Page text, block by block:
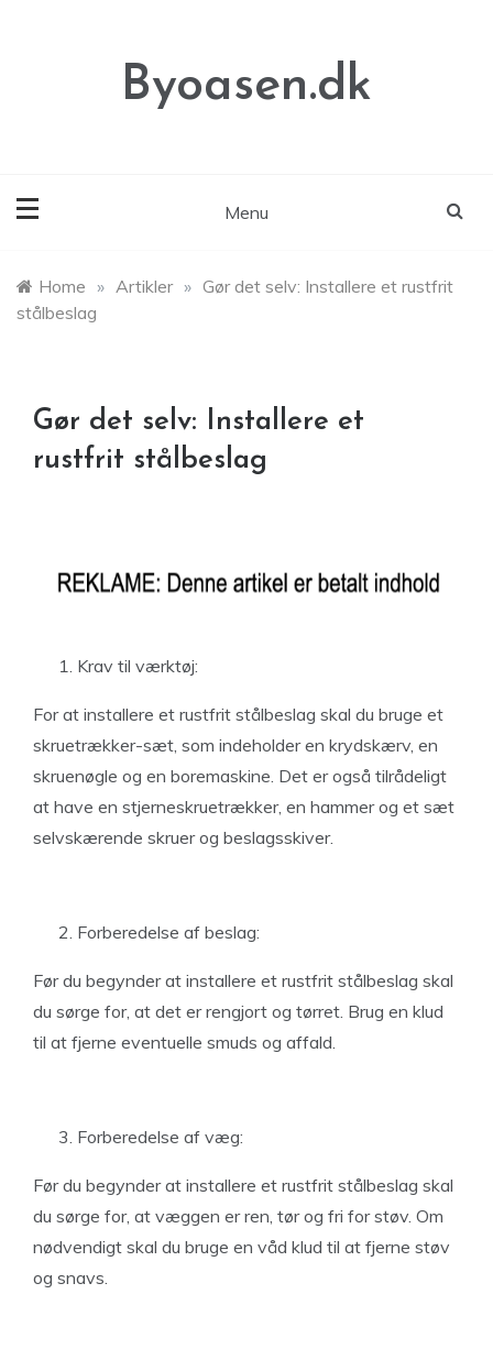
Byoasen.dk
Menu
Home » Artikler » Gør det selv: Installere et rustfrit
stålbeslag
Gør det selv: Installere et
rustfrit stålbeslag
Krav til værktøj:
For at installere et rustfrit stålbeslag skal du bruge et
skruetrækker-sæt, som indeholder en krydskærv, en
skruenøgle og en boremaskine. Det er også tilrådeligt
at have en stjerneskruetrækker, en hammer og et sæt
selvskærende skruer og beslagsskiver.
Forberedelse af beslag:
Før du begynder at installere et rustfrit stålbeslag skal
du sørge for, at det er rengjort og tørret. Brug en klud
til at fjerne eventuelle smuds og affald.
Forberedelse af væg:
Før du begynder at installere et rustfrit stålbeslag skal
du sørge for, at væggen er ren, tør og fri for støv. Om
nødvendigt skal du bruge en våd klud til at fjerne støv
og snavs.